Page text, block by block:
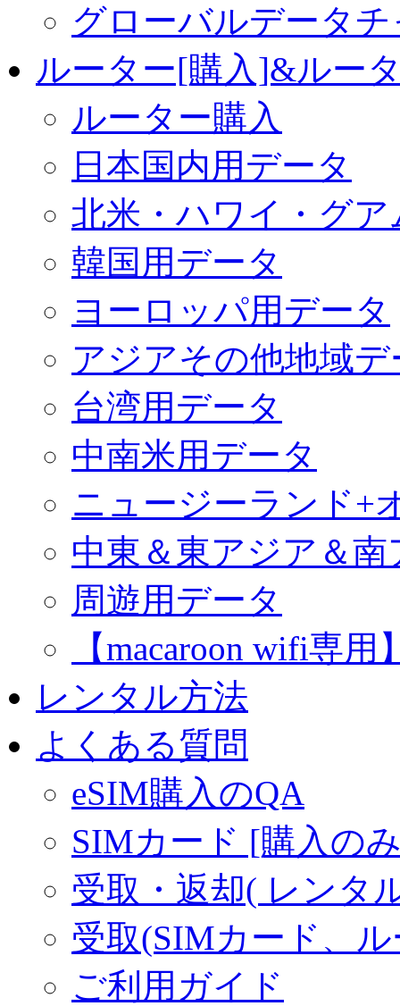
グローバルデータ
ルーター[購入]&ルー
ルーター購入
日本国内用データ
北米・ハワイ・グ
韓国用データ
ヨーロッパ用データ
アジアその他地域デ
台湾用データ
中南米用データ
ニュージーランド+
中東＆東アジア＆
周遊用データ
【macaroon wifi専
レンタル方法
よくある質問
eSIM購入のQA
SIMカード [購入の
受取・返却( レンタ
受取(SIMカード、
ご利用ガイド